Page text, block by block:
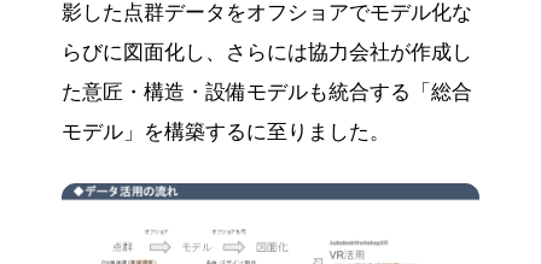
影した点群データをオフショアでモデル化な
らびに図面化し、さらには協力会社が作成し
た意匠・構造・設備モデルも統合する「総合
モデル」を構築するに至りました。